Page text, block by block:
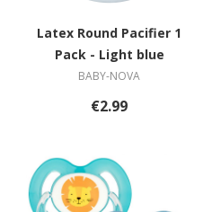
Latex Round Pacifier 1
Pack - Light blue
BABY-NOVA
€2.99